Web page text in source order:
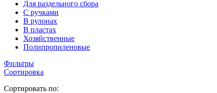
Для раздельного сбора
С ручками
В рулонах
В пластах
Хозяйственные
Полипропиленовые
Фильтры
Сортировка
Сортировать по: